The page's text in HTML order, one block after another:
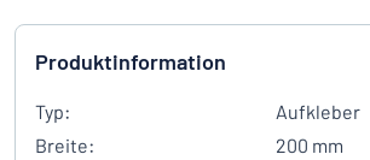
Produktinformation
Typ:
Aufkleber
Breite:
200 mm